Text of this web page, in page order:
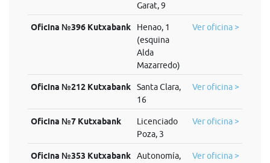
Garat, 9
Oficina №396 Kutxabank
Henao, 1
(esquina
Alda
Mazarredo)
Ver oficina >
Oficina №212 Kutxabank
Santa Clara,
16
Ver oficina >
Oficina №7 Kutxabank
Licenciado
Poza, 3
Ver oficina >
Oficina №353 Kutxabank
Autonomía,
Ver oficina >